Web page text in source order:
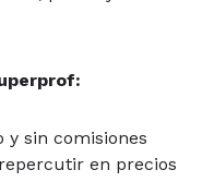
y sin comisiones
en precios